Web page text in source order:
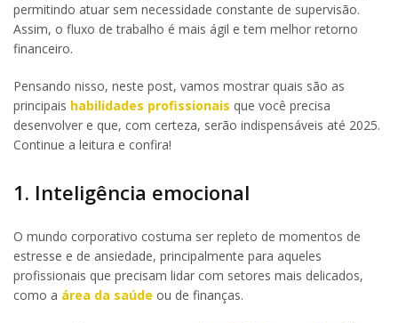
permitindo atuar sem necessidade constante de supervisão.
Assim, o fluxo de trabalho é mais ágil e tem melhor retorno
financeiro.
Pensando nisso, neste post, vamos mostrar quais são as
principais habilidades profissionais que você precisa
desenvolver e que, com certeza, serão indispensáveis até 2025.
Continue a leitura e confira!
1. Inteligência emocional
O mundo corporativo costuma ser repleto de momentos de
estresse e de ansiedade, principalmente para aqueles
profissionais que precisam lidar com setores mais delicados,
como a área da saúde ou de finanças.